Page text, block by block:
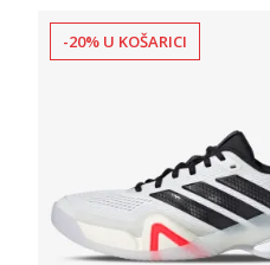
-20% U KOŠARICI